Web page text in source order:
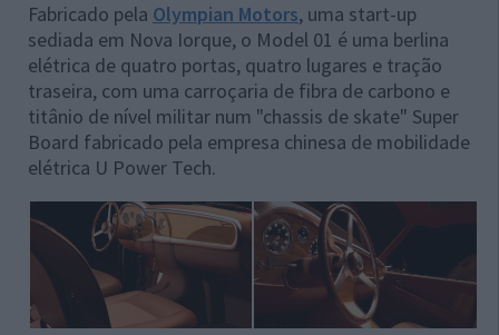
Fabricado pela Olympian Motors, uma start-up
sediada em Nova Iorque, o Model 01 é uma berlina
elétrica de quatro portas, quatro lugares e tração
traseira, com uma carroçaria de fibra de carbono e
titânio de nível militar num "chassis de skate" Super
Board fabricado pela empresa chinesa de mobilidade
elétrica U Power Tech.